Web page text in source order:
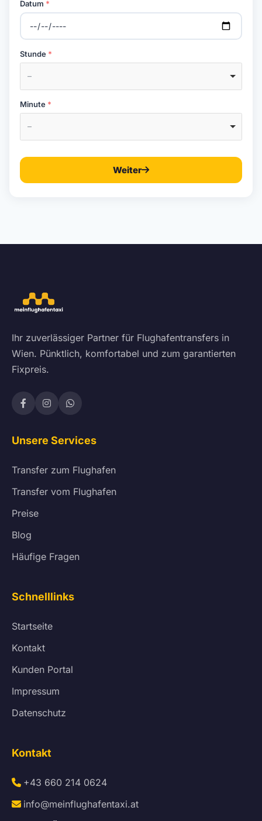
Datum
Stunde
–
Minute
–
Weiter
Ihr zuverlässiger Partner für Flughafentransfers in
Wien. Pünktlich, komfortabel und zum garantierten
Fixpreis.
Unsere Services
Transfer zum Flughafen
Transfer vom Flughafen
Preise
Blog
Häufige Fragen
Schnelllinks
Startseite
Kontakt
Kunden Portal
Impressum
Datenschutz
Kontakt
+43 660 214 0624
info@meinflughafentaxi.at